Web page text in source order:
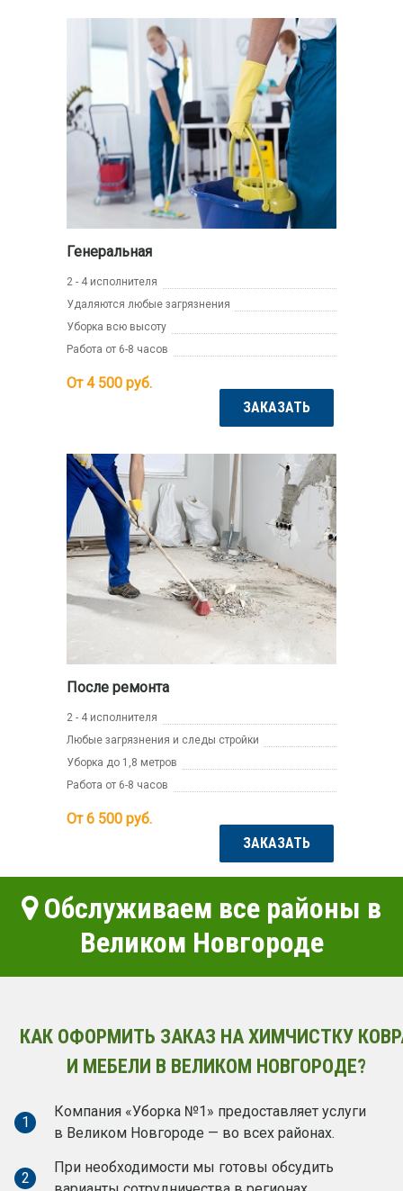
Генеральная
2 - 4 исполнителя
Удаляются любые загрязнения
Уборка всю высоту
Работа от 6-8 часов
От 4 500 руб.
ЗАКАЗАТЬ
После ремонта
2 - 4 исполнителя
Любые загрязнения и следы стройки
Уборка до 1,8 метров
Работа от 6-8 часов
От 6 500 руб.
ЗАКАЗАТЬ
Обслуживаем все районы в
Великом Новгороде
КАК ОФОРМИТЬ ЗАКАЗ НА ХИМЧИСТКУ
И МЕБЕЛИ В ВЕЛИКОМ НОВГОРОДЕ?
1
Компания «Уборка №1» предоставляет услуги
в Великом Новгороде — во всех районах.
2
При необходимости мы готовы обсудить